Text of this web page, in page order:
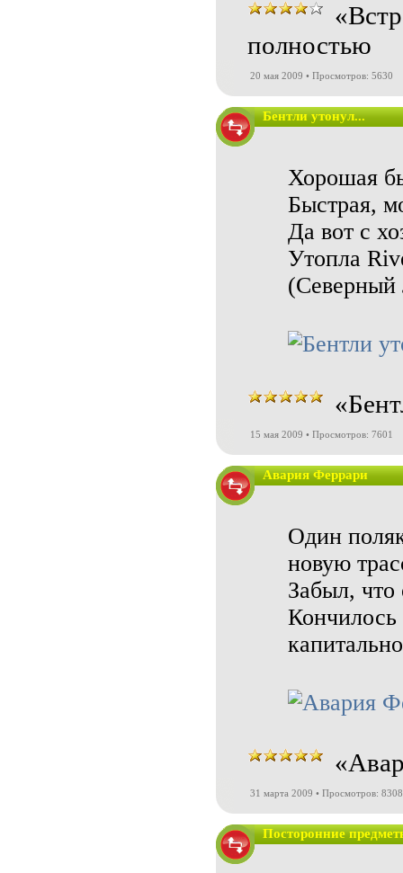
полностью
20 мая 2009 • Просмотров: 5630
Бентли утонул...
Хорошая
Быстрая,
Да вот с
Утопла
15 мая 2009 • Просмотров: 7601
Авария Феррари
Один
новую
Забыл, что
Кончилось
31 марта 2009 • Просмотров: 8308
Посторонние